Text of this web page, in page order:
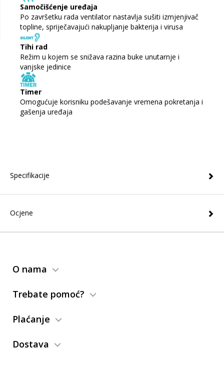
Samočišćenje uređaja
Po završetku rada ventilator nastavlja sušiti izmjenjivač
topline, spriječavajući nakupljanje bakterija i virusa
Tihi rad
Režim u kojem se snižava razina buke unutarnje i
vanjske jedinice
Timer
Omogućuje korisniku podešavanje vremena pokretanja i
gašenja uređaja
Specifikacije
Ocjene
O nama
Trebate pomoć?
Plaćanje
Dostava